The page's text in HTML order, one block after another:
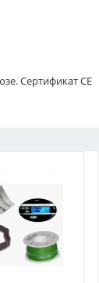
Сертификат CE